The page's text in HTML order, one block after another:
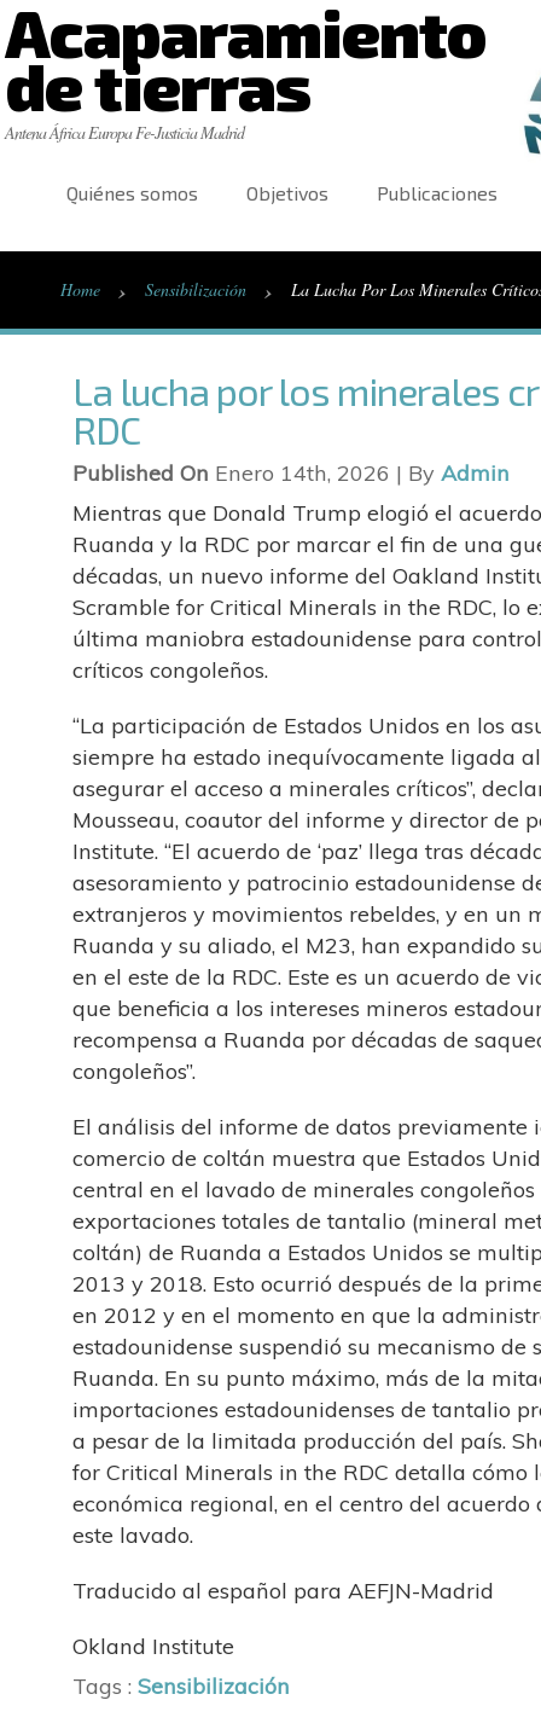
Acaparamiento
de tierras
Antena África Europa Fe-Justicia Madrid
Quiénes somos Objetivos Publicaciones
Home › Sensibilización › La Lucha Por Los Minerales
La lucha por los minerales
RDC
Published On Enero 14th, 2026 | By Admin
Mientras que Donald Trump elogió el
Ruanda y la RDC por marcar el fin de una
décadas, un nuevo informe del Oakland
Scramble for Critical Minerals in the RDC, lo
última maniobra estadounidense para
críticos congoleños.
“La participación de Estados Unidos en los
siempre ha estado inequívocamente ligada
asegurar el acceso a minerales críticos”,
Mousseau, coautor del informe y director de
Institute. “El acuerdo de ‘paz’ llega tras
asesoramiento y patrocinio estadounidense
extranjeros y movimientos rebeldes, y en un
Ruanda y su aliado, el M23, han expandido
en el este de la RDC. Este es un acuerdo de
que beneficia a los intereses mineros
recompensa a Ruanda por décadas de
congoleños”.
El análisis del informe de datos previamente
comercio de coltán muestra que Estados
central en el lavado de minerales
exportaciones totales de tantalio (mineral
coltán) de Ruanda a Estados Unidos se
2013 y 2018. Esto ocurrió después de la
en 2012 y en el momento en que la
estadounidense suspendió su mecanismo de
Ruanda. En su punto máximo, más de la
importaciones estadounidenses de tantalio
a pesar de la limitada producción del país.
for Critical Minerals in the RDC detalla cómo
económica regional, en el centro del acuerdo
este lavado.
Traducido al español para AEFJN-Madrid
Okland Institute
Tags : Sensibilización